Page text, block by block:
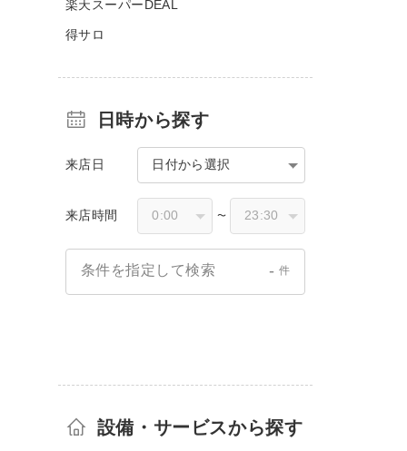
楽天スーパーDEAL
得サロ
日時から探す
来店日 日付から選択
来店時間 〜
条件を指定して検索 - 件
設備・サービスから探す